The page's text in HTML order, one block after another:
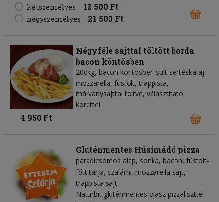
kétszemélyes 12 500 Ft
négyszemélyes 21 500 Ft
Négyféle sajttal töltött borda
bacon köntösben
20dkg, bacon köntösben sült sertéskaraj
mozzarella, füstölt, trappista,
márványsajttal töltve, választható
körettel
4 950 Ft
Gluténmentes Húsimádó pizza
paradicsomos alap sonka bacon füstölt-
főtt tarja szalámi mozzarella sajt
trappista sajt
Naturbit gluténmentes olasz pizzaliszttel